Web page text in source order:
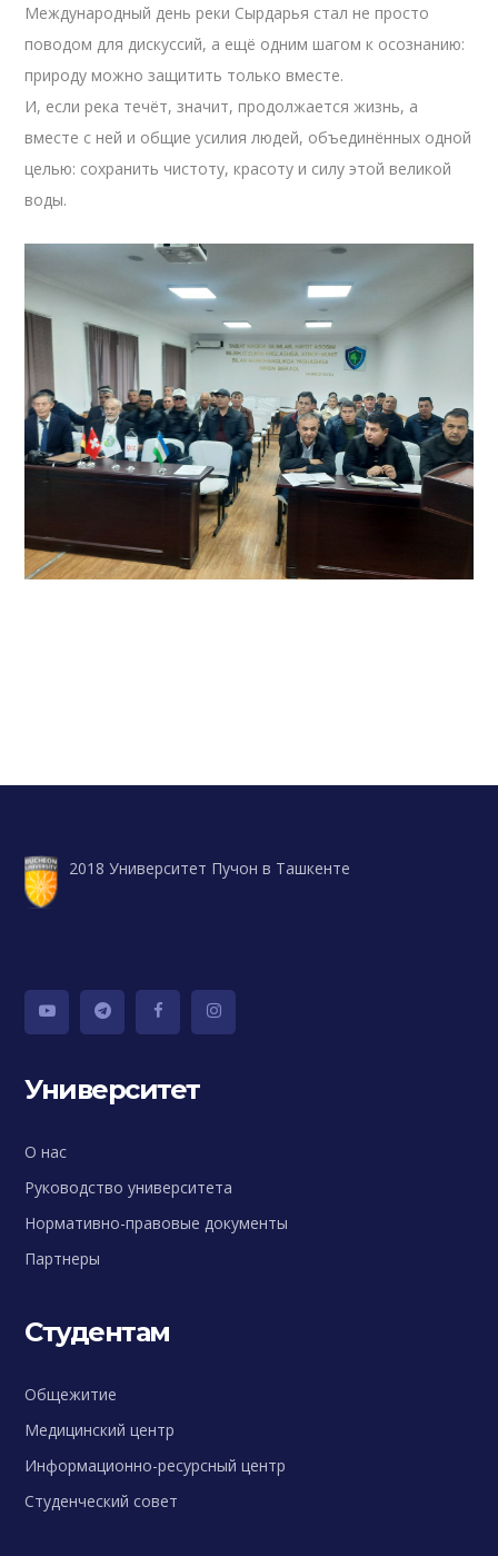
Международный день реки Сырдарья стал не просто
поводом для дискуссий, а ещё одним шагом к осознанию:
природу можно защитить только вместе.
И, если река течёт, значит, продолжается жизнь, а
вместе с ней и общие усилия людей, объединённых одной
целью: сохранить чистоту, красоту и силу этой великой
воды.
2018 Университет Пучон в Ташкенте
Университет
О нас
Руководство университета
Нормативно-правовые документы
Партнеры
Студентам
Общежитие
Медицинский центр
Информационно-ресурсный центр
Студенческий совет